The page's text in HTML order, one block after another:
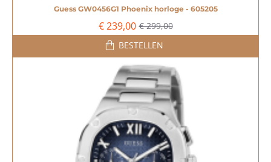
Guess GW0456G1 Phoenix horloge - 605205
€ 239,00 € 299,00
BESTELLEN